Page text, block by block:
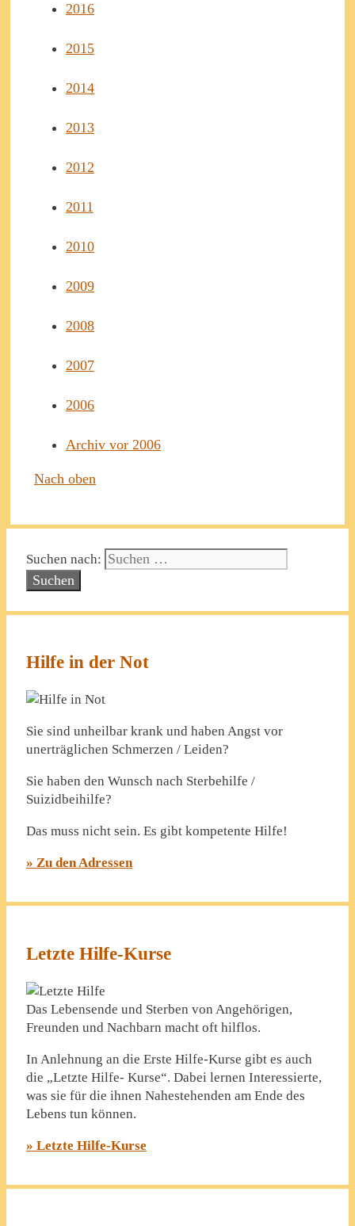
2016
2015
2014
2013
2012
2011
2010
2009
2008
2007
2006
Archiv vor 2006
Nach oben
Suchen nach:
Hilfe in der Not
Sie sind unheilbar krank und haben Angst vor
unerträglichen Schmerzen / Leiden?
Sie haben den Wunsch nach Sterbehilfe /
Suizidbeihilfe?
Das muss nicht sein. Es gibt kompetente Hilfe!
» Zu den Adressen
Letzte Hilfe-Kurse
Das Lebensende und Sterben von Angehörigen,
Freunden und Nachbarn macht oft hilflos.
In Anlehnung an die Erste Hilfe-Kurse gibt es auch
die „Letzte Hilfe- Kurse“. Dabei lernen Interessierte,
was sie für die ihnen Nahestehenden am Ende des
Lebens tun können.
» Letzte Hilfe-Kurse